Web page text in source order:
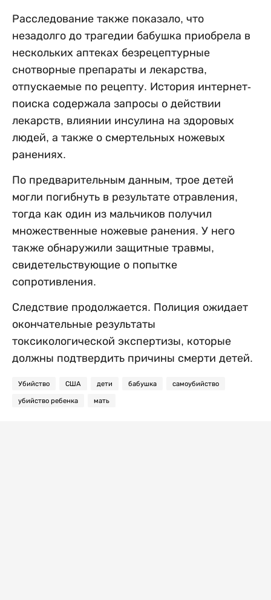
Расследование также показало, что
незадолго до трагедии бабушка приобрела в
нескольких аптеках безрецептурные
снотворные препараты и лекарства,
отпускаемые по рецепту. История интернет-
поиска содержала запросы о действии
лекарств, влиянии инсулина на здоровых
людей, а также о смертельных ножевых
ранениях.
По предварительным данным, трое детей
могли погибнуть в результате отравления,
тогда как один из мальчиков получил
множественные ножевые ранения. У него
также обнаружили защитные травмы,
свидетельствующие о попытке
сопротивления.
Следствие продолжается. Полиция ожидает
окончательные результаты
токсикологической экспертизы, которые
должны подтвердить причины смерти детей.
Убийство США дети бабушка самоубийство
убийство ребенка мать